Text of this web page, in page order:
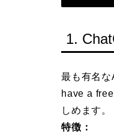
1.
最も有名
have a
しめます。
特徴：